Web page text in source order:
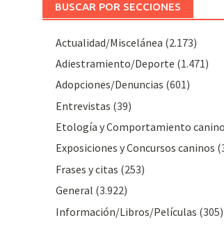
BUSCAR POR SECCIONES
Actualidad/Miscelánea (2.173)
Adiestramiento/Deporte (1.471)
Adopciones/Denuncias (601)
Entrevistas (39)
Etología y Comportamiento canino
Exposiciones y Concursos caninos
Frases y citas (253)
General (3.922)
Información/Libros/Películas (305)